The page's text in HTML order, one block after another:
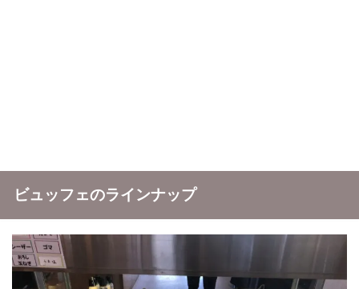
ビュッフェのラインナップ